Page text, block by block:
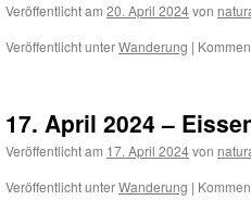
Veröffentlicht am 20. April 2024von
Veröffentlicht unterWanderung |
17. April 2024 –
Veröffentlicht am 17. April 2024von
Veröffentlicht unterWanderung |